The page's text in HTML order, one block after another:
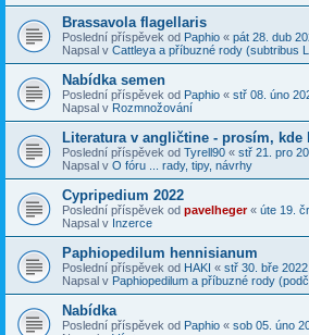
Brassavola flagellaris
Poslední příspěvek od Paphio « pát 28. dub
Napsal v Cattleya a příbuzné rody (subtribus
Nabídka semen
Poslední příspěvek od Paphio « stř 08. úno
Napsal v Rozmnožování
Literatura v angličtine - prosím, kde
Poslední příspěvek od Tyrell90 « stř 21. pro
Napsal v O fóru ... rady, tipy, návrhy
Cypripedium 2022
Poslední příspěvek od pavelheger« úte 19.
Napsal v Inzerce
Paphiopedilum hennisianum
Poslední příspěvek od HAKI « stř 30. bře
Napsal v Paphiopedilum a příbuzné rody
Nabídka
Poslední příspěvek od Paphio « sob 05. úno